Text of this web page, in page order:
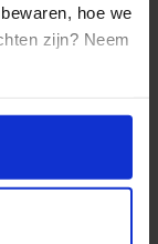
hoe we
zijn? Neem